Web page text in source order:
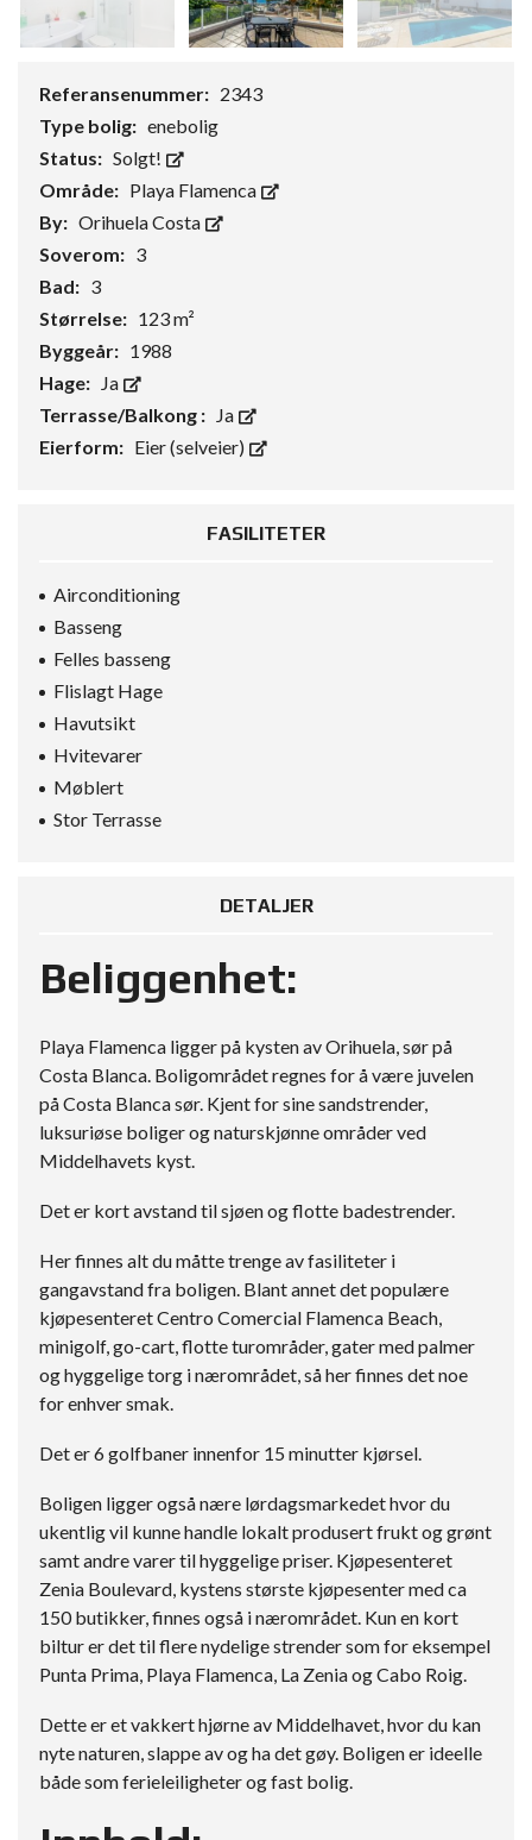
Referansenummer: 2343
Type bolig: enebolig
Status: Solgt!
Område: Playa Flamenca
By: Orihuela Costa
Soverom: 3
Bad: 3
Størrelse: 123 m²
Byggeår: 1988
Hage: Ja
Terrasse/Balkong : Ja
Eierform: Eier (selveier)
FASILITETER
Airconditioning
Basseng
Felles basseng
Flislagt Hage
Havutsikt
Hvitevarer
Møblert
Stor Terrasse
DETALJER
Beliggenhet:
Playa Flamenca ligger på kysten av Orihuela, sør på
Costa Blanca. Boligområdet regnes for å være juvelen
på Costa Blanca sør. Kjent for sine sandstrender,
luksuriøse boliger og naturskjønne områder ved
Middelhavets kyst.
Det er kort avstand til sjøen og flotte badestrender.
Her finnes alt du måtte trenge av fasiliteter i
gangavstand fra boligen. Blant annet det populære
kjøpesenteret Centro Comercial Flamenca Beach,
minigolf, go-cart, flotte turområder, gater med palmer
og hyggelige torg i nærområdet, så her finnes det noe
for enhver smak.
Det er 6 golfbaner innenfor 15 minutter kjørsel.
Boligen ligger også nære lørdagsmarkedet hvor du
ukentlig vil kunne handle lokalt produsert frukt og grønt
samt andre varer til hyggelige priser. Kjøpesenteret
Zenia Boulevard, kystens største kjøpesenter med ca
150 butikker, finnes også i nærområdet. Kun en kort
biltur er det til flere nydelige strender som for eksempel
Punta Prima, Playa Flamenca, La Zenia og Cabo Roig.
Dette er et vakkert hjørne av Middelhavet, hvor du kan
nyte naturen, slappe av og ha det gøy. Boligen er ideelle
både som ferieleiligheter og fast bolig.